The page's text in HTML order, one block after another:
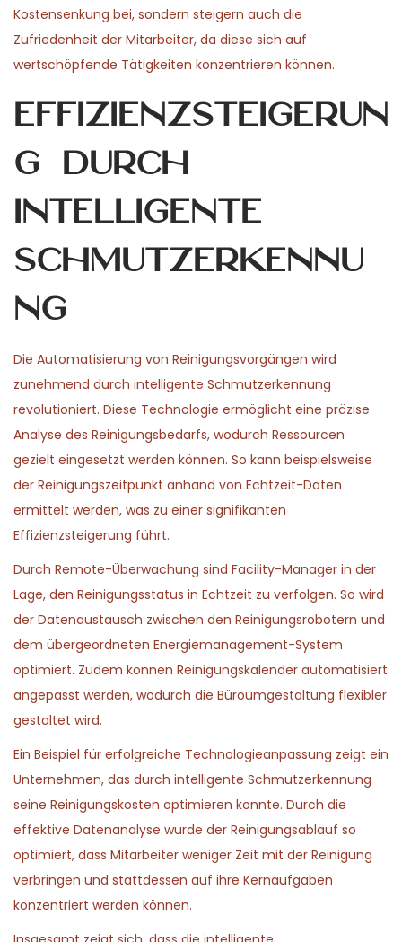
Kostensenkung bei, sondern steigern auch die
Zufriedenheit der Mitarbeiter, da diese sich auf
wertschöpfende Tätigkeiten konzentrieren können.
Effizienzsteigerun
g durch
intelligente
Schmutzerkennu
ng
Die Automatisierung von Reinigungsvorgängen wird
zunehmend durch intelligente Schmutzerkennung
revolutioniert. Diese Technologie ermöglicht eine präzise
Analyse des Reinigungsbedarfs, wodurch Ressourcen
gezielt eingesetzt werden können. So kann beispielsweise
der Reinigungszeitpunkt anhand von Echtzeit-Daten
ermittelt werden, was zu einer signifikanten
Effizienzsteigerung führt.
Durch Remote-Überwachung sind Facility-Manager in der
Lage, den Reinigungsstatus in Echtzeit zu verfolgen. So wird
der Datenaustausch zwischen den Reinigungsrobotern und
dem übergeordneten Energiemanagement-System
optimiert. Zudem können Reinigungskalender automatisiert
angepasst werden, wodurch die Büroumgestaltung flexibler
gestaltet wird.
Ein Beispiel für erfolgreiche Technologieanpassung zeigt ein
Unternehmen, das durch intelligente Schmutzerkennung
seine Reinigungskosten optimieren konnte. Durch die
effektive Datenanalyse wurde der Reinigungsablauf so
optimiert, dass Mitarbeiter weniger Zeit mit der Reinigung
verbringen und stattdessen auf ihre Kernaufgaben
konzentriert werden können.